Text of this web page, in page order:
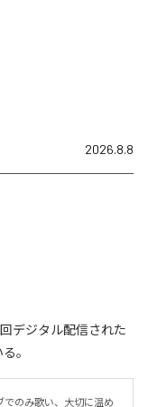
2026.8.8
デジタル配信された
。
のみ歌い、大切に温め